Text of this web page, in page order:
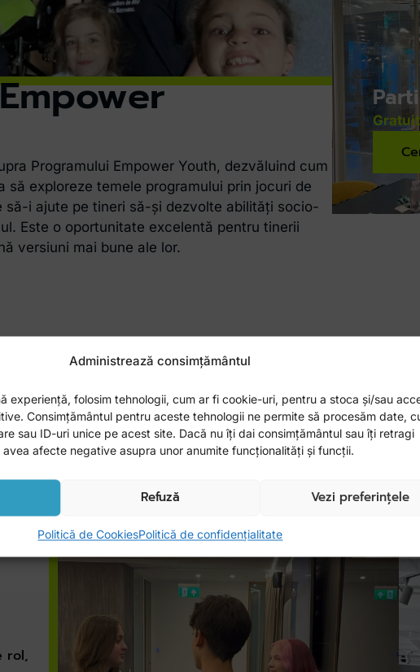
Administrează consimțământul
experiență, folosim tehnologii, cum ar fi cookie-uri, pentru a stoca și/sau
Consimțământul pentru aceste tehnologii ne permite să procesăm date,
sau ID-uri unice pe acest site. Dacă nu îți dai consimțământul sau îți retragi
afecte negative asupra unor anumite funcționalități și funcții.
Refuză Vezi preferințele
Politică de CookiesPolitică de confidențialitate
Programului Empower Youth, dezvăluind cum
exploreze temele programului prin jocuri de
i ajute pe tineri să-și dezvolte abilități socio-
Este o oportunitate excelentă pentru tinerii
versiuni mai bune ale lor.
Gratuit
rol,